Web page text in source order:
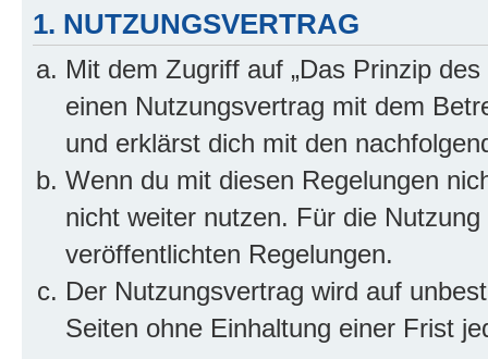
1. NUTZUNGSVERTRAG
Mit dem Zugriff auf „Das Prinzip
einen Nutzungsvertrag mit dem
und erklärst dich mit den
Wenn du mit diesen Regelungen
nicht weiter nutzen. Für die
veröffentlichten Regelungen.
Der Nutzungsvertrag wird auf
Seiten ohne Einhaltung einer Frist